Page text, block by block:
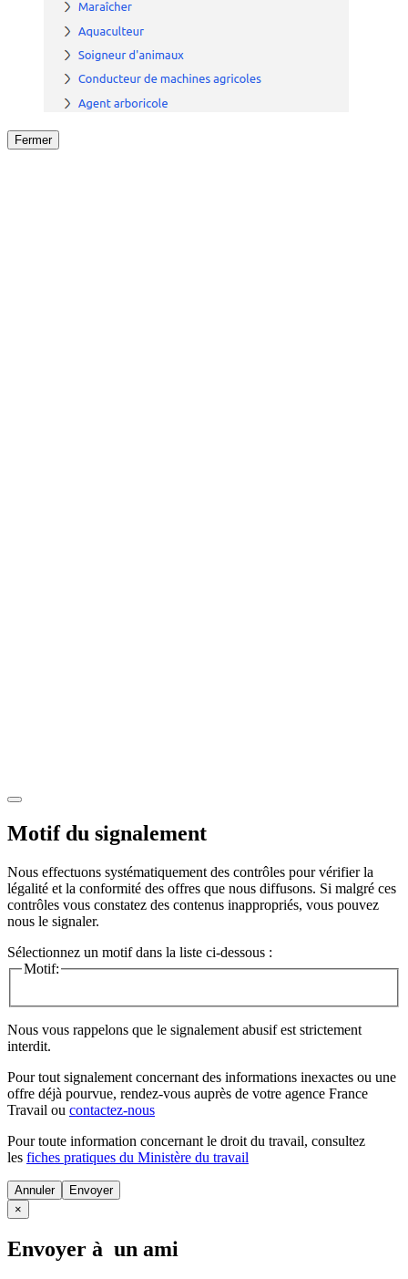
Fermer
Motif du signalement
Nous effectuons systématiquement des contrôles pour vérifier la
légalité et la conformité des offres que nous diffusons. Si malgré ces
contrôles vous constatez des contenus inappropriés, vous pouvez
nous le signaler.
Sélectionnez un motif dans la liste ci-dessous :
Motif:
Nous vous rappelons que le signalement abusif est strictement
interdit.
Pour tout signalement concernant des informations inexactes ou une
offre déjà pourvue, rendez-vous auprès de votre agence France
Travail ou contactez-nous
Pour toute information concernant le droit du travail, consultez
les fiches pratiques du Ministère du travail
Annuler
×
Envoyer à un ami